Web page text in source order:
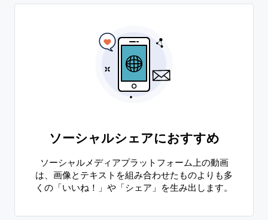
ソーシャルシェアにおすすめ
ソーシャルメディアプラットフォーム上の動画
は、画像とテキストを組み合わせたものよりも多
くの「いいね！」や「シェア」を生み出します。